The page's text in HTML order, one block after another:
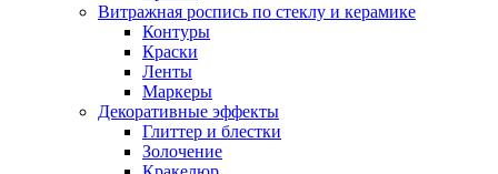
Витражная роспись по стеклу и керамике
Контуры
Краски
Ленты
Маркеры
Декоративные эффекты
Глиттер и блестки
Золочение